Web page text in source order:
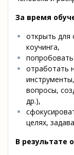
За время
открыть для
коучинга,
отработать
вопросы,
др.),
целях,
В результате